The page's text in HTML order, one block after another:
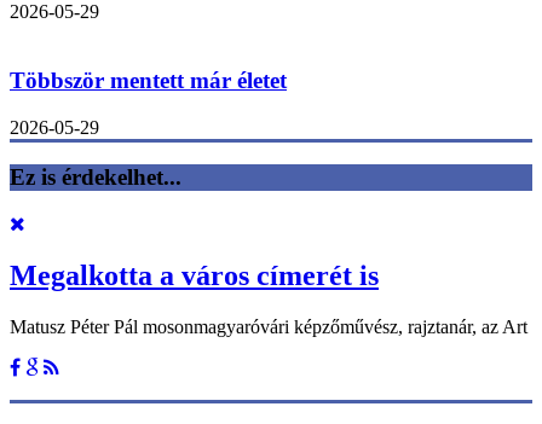
2026-05-29
Többször mentett már életet
2026-05-29
Ez is érdekelhet...
Megalkotta a város címerét is
Matusz Péter Pál mosonmagyaróvári képzőművész, rajztanár, az Art